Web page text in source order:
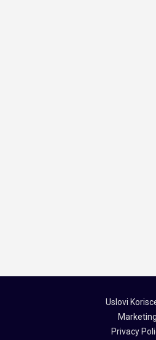
Uslovi
Marketing
Privacy